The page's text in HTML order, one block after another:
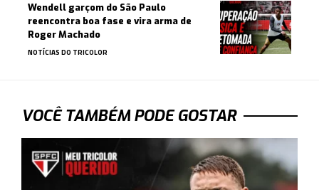
Wendell garçom do São Paulo
reencontra boa fase e vira arma de
Roger Machado
NOTÍCIAS DO TRICOLOR
VOCÊ TAMBÉM PODE GOSTAR